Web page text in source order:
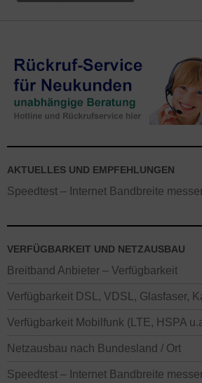
AKTUELLES UND EMPFEHLUNGEN
Speedtest – Internet Bandbreite
VERFÜGBARKEIT UND NETZAUSBAU
Breitband Anbieter – Verfügbarkeit
Verfügbarkeit DSL, VDSL, Glasfaser,
Verfügbarkeit Mobilfunk (LTE, HSPA
Netzausbau nach Bundesland / Ort
Speedtest – Internet Bandbreite